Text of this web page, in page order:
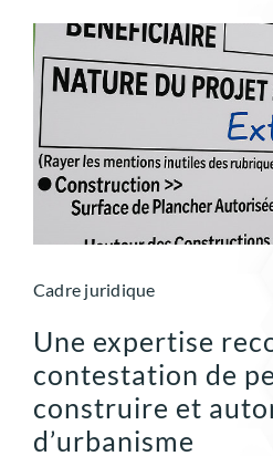
Cadre juridique
Une expertise
contestation de
construire et
d’urbanisme